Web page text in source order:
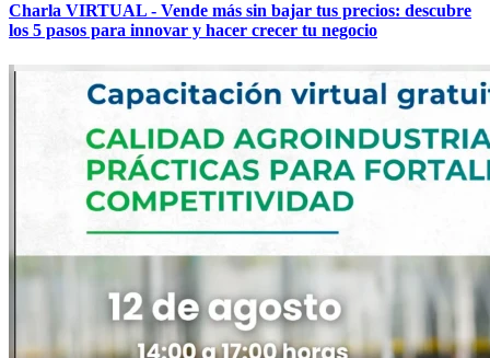
Charla VIRTUAL - Vende más sin bajar tus precios: descubre
los 5 pasos para innovar y hacer crecer tu negocio